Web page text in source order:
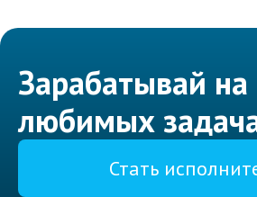
Зарабатывай на
любимых
Стать